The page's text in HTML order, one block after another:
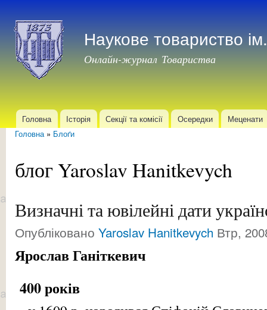
Наукове товариство
Онлайн-журнал Товариства
Головне меню
Головна Історія Секції та комісії Осередки Меценати
Головна» Блоґи
блог Yaroslav Hanitkevych
Визначні та ювілейні дати
Опубліковано Yaroslav Hanitkevych Втр,
Ярослав Ганіткевич
400 років